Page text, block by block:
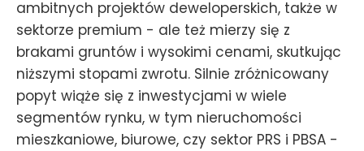
ambitnych projektów deweloperskich, także w
sektorze premium - ale też mierzy się z
brakami gruntów i wysokimi cenami, skutkując
niższymi stopami zwrotu. Silnie zróżnicowany
popyt wiąże się z inwestycjami w wiele
segmentów rynku, w tym nieruchomości
mieszkaniowe, biurowe, czy sektor PRS i PBSA -